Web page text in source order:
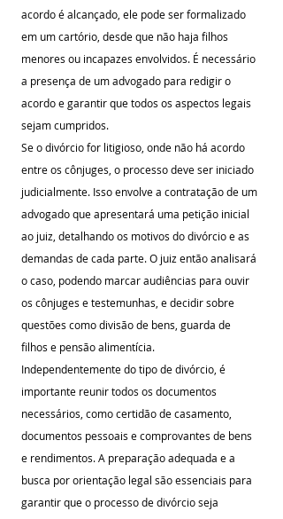
acordo é alcançado, ele pode ser formalizado
em um cartório, desde que não haja filhos
menores ou incapazes envolvidos. É necessário
a presença de um advogado para redigir o
acordo e garantir que todos os aspectos legais
sejam cumpridos.
Se o divórcio for litigioso, onde não há acordo
entre os cônjuges, o processo deve ser iniciado
judicialmente. Isso envolve a contratação de um
advogado que apresentará uma petição inicial
ao juiz, detalhando os motivos do divórcio e as
demandas de cada parte. O juiz então analisará
o caso, podendo marcar audiências para ouvir
os cônjuges e testemunhas, e decidir sobre
questões como divisão de bens, guarda de
filhos e pensão alimentícia.
Independentemente do tipo de divórcio, é
importante reunir todos os documentos
necessários, como certidão de casamento,
documentos pessoais e comprovantes de bens
e rendimentos. A preparação adequada e a
busca por orientação legal são essenciais para
garantir que o processo de divórcio seja